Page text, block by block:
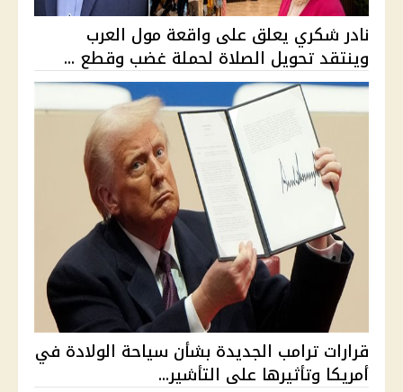
نادر شكري يعلق على واقعة مول العرب
وينتقد تحويل الصلاة لحملة غضب وقطع ...
قرارات ترامب الجديدة بشأن سياحة الولادة في
أمريكا وتأثيرها على التأشير...